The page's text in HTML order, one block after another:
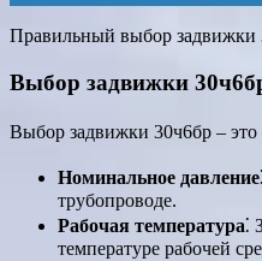
Правильный выбор задвижки
Выбор задвижки
Выбор задвижки 30ч6бр – это
Номинальное давление
трубопроводе.
Рабочая температура⁚
температуре рабочей